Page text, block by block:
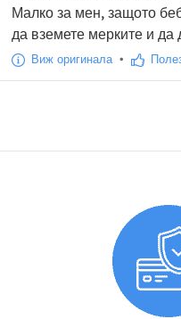
Малко за мен, защото
да вземете мерките и да
Виж оригинала •